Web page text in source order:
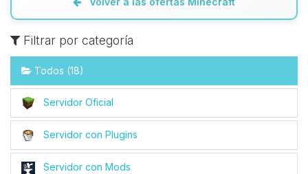
Filtrar por categoría
Todos (18)
Servidor Oficial
Servidor con Plugins
Servidor con Mods